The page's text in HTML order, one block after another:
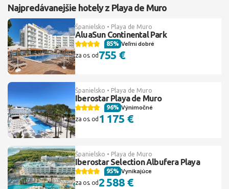
Najpredávanejšie hotely z Playa de Muro
Španielsko • Playa de Muro
AluaSun Continental Park
Veľmi dobré
85%
za os. od 755 €
Španielsko • Playa de Muro
Iberostar Playa de Muro
Výnimočné
96%
za os. od 1 175 €
Španielsko • Playa de Muro
Iberostar Selection Albufera Playa
Vynikajúce
95%
za os. od2 588 €